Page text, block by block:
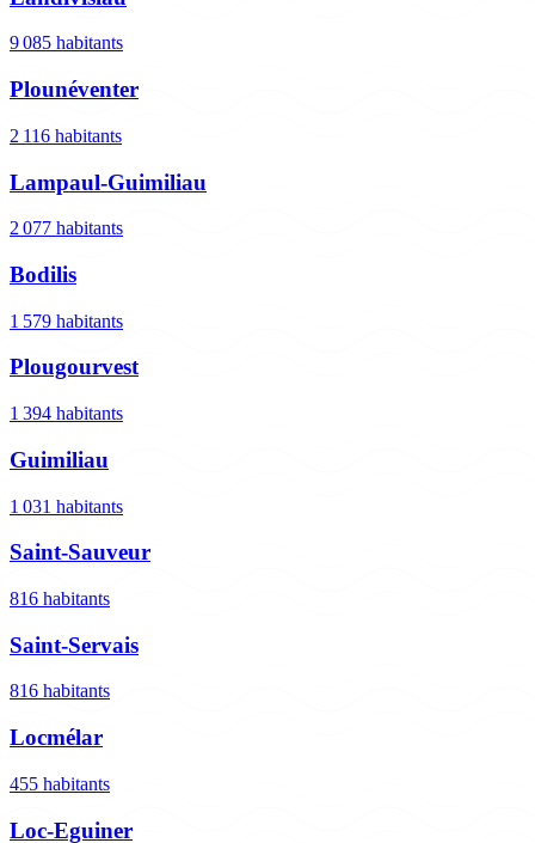
9 085 habitants
Plounéventer
2 116 habitants
Lampaul-Guimiliau
2 077 habitants
Bodilis
1 579 habitants
Plougourvest
1 394 habitants
Guimiliau
1 031 habitants
Saint-Sauveur
816 habitants
Saint-Servais
816 habitants
Locmélar
455 habitants
Loc-Eguiner